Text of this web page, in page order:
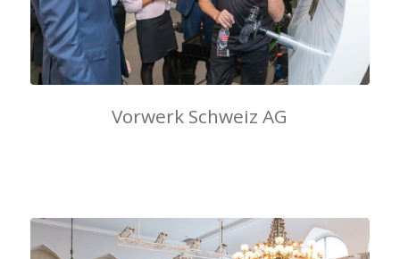
Vorwerk Schweiz AG